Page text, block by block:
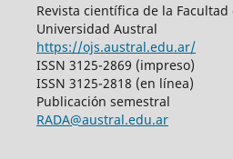
Revista científica de la
Universidad Austral
https://ojs.austral.edu.ar/
ISSN 3125-2869 (impreso)
ISSN 3125-2818 (en línea)
Publicación semestral
RADA@austral.edu.ar